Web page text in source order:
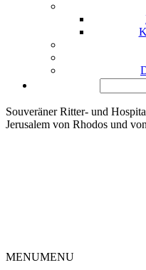
Souveräner Ritter- und
Jerusalem von Rhodos und
MENUMENU